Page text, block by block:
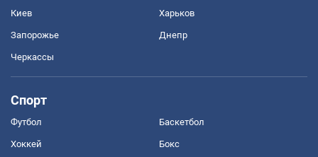
Киев Харьков
Запорожье Днепр
Черкассы
Спорт
Футбол Баскетбол
Хоккей Бокс